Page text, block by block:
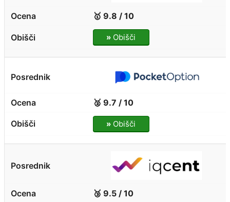
🥇 9.8 / 10
» Obišči
🥈 9.7 / 10
» Obišči
🥉 9.5 / 10